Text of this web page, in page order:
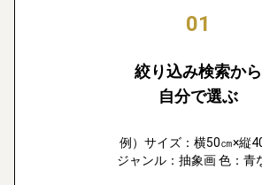
01
絞り込み検索から
自分で選ぶ
例）サイズ：横50㎝×縦
ジャンル：抽象画 色：青